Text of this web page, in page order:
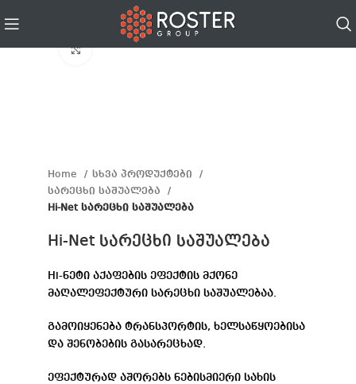
Click to enlarge
Home
სხვა პროდუქტები
სარეცხი საშუალება
Hi-Net სარეცხი საშუალება
Hi-Net სარეცხი საშუალება
Hi-ნეტი აქაფების ეფექტის მქონე
მაღალეფექტური სარეცხი საშუალებაა.
გამოიყენება ტრანსპორტის, ხელსაწყოებისა
და შენობების გასარეცხად.
ეფექტურად აშორებს ნებისმიერი სახის